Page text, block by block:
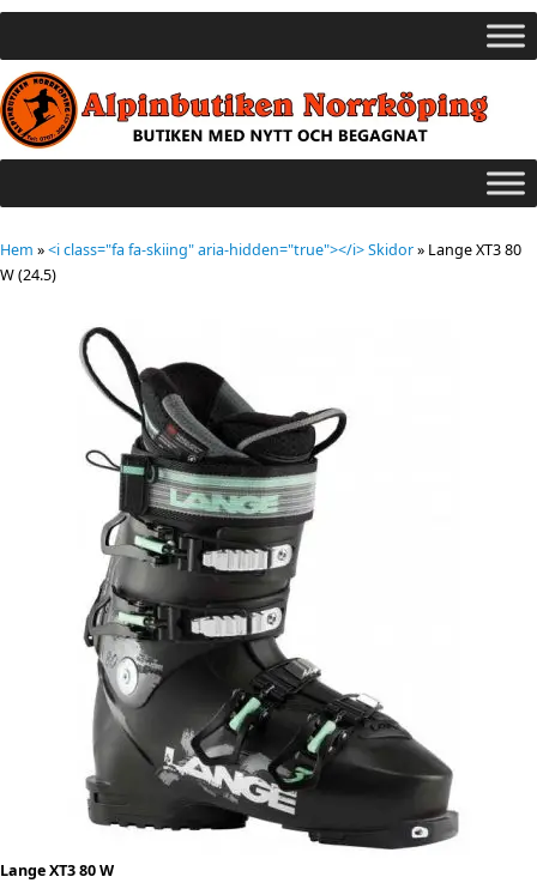
Hem »<i class="fa fa-skiing" aria-hidden="true"></i> Skidor» Lange XT3 80
W (24.5)
Lange XT3 80 W